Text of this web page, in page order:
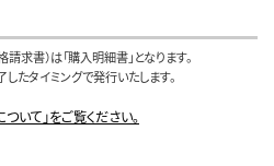
求書）は「購入明細書」となります。
たタイミングで発行いたします。
いて」をご覧ください。